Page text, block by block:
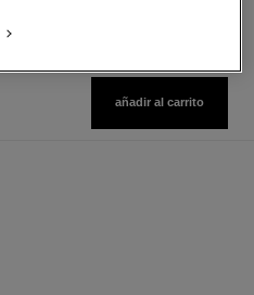
añadir al carrito